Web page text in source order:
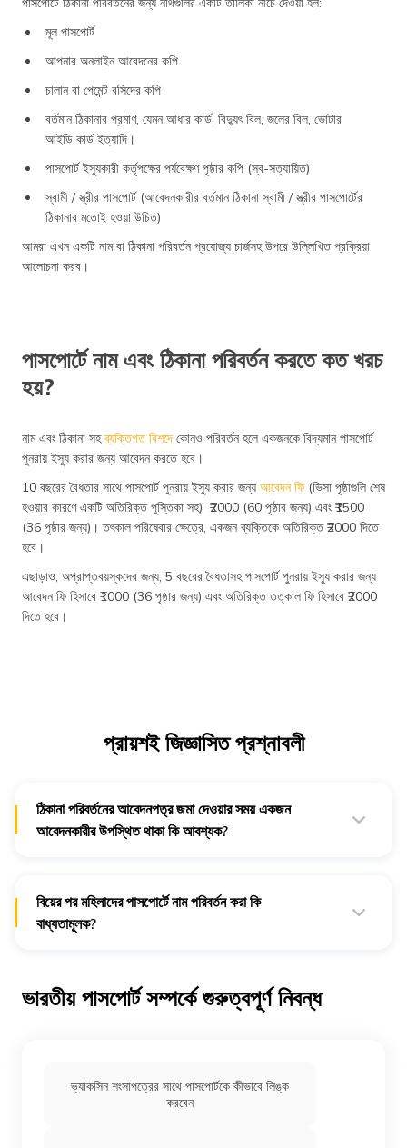
মূল পাসপোর্ট
আপনার অনলাইন আবেদনের কপি
চালান বা পেমেন্ট রসিদের কপি
বর্তমান ঠিকানার প্রমাণ, যেমন আধার কার্ড, বিদ্যুৎ বিল, জলের বিল, ভোটার
আইডি কার্ড ইত্যাদি।
পাসপোর্ট ইস্যুকারী কর্তৃপক্ষের পর্যবেক্ষণ পৃষ্ঠার কপি (স্ব-সত্যায়িত)
স্বামী / স্ত্রীর পাসপোর্ট (আবেদনকারীর বর্তমান ঠিকানা স্বামী / স্ত্রীর পাসপোর্টের
ঠিকানার মতোই হওয়া উচিত)
আমরা এখন একটি নাম বা ঠিকানা পরিবর্তন প্রযোজ্য চার্জসহ উপরে উল্লিখিত প্রক্রিয়া
আলোচনা করব।
পাসপোর্টে নাম এবং ঠিকানা পরিবর্তন করতে কত খরচ
হয়?
নাম এবং ঠিকানা সহব্যক্তিগত বিশদে কোনও পরিবর্তন হলে একজনকে বিদ্যমান পাসপোর্ট
পুনরায় ইস্যু করার জন্য আবেদন করতে হবে।
10 বছরের বৈধতার সাথে পাসপোর্ট পুনরায় ইস্যু করার জন্য আবেদন ফি(ভিসা পৃষ্ঠাগুলি শেষ
হওয়ার কারণে একটি অতিরিক্ত পুস্তিকা সহ) ₹2000 (60 পৃষ্ঠার জন্য) এবং ₹1500
(36 পৃষ্ঠার জন্য)। তৎকাল পরিষেবার ক্ষেত্রে, একজন ব্যক্তিকে অতিরিক্ত ₹2000 দিতে
হবে।
এছাড়াও, অপ্রাপ্তবয়স্কদের জন্য, 5 বছরের বৈধতাসহ পাসপোর্ট পুনরায় ইস্যু করার জন্য
আবেদন ফি হিসাবে ₹1000 (36 পৃষ্ঠার জন্য) এবং অতিরিক্ত তত্কাল ফি হিসাবে ₹2000
দিতে হবে।
প্রায়শই জিজ্ঞাসিত প্রশ্নাবলী
ঠিকানা পরিবর্তনের আবেদনপত্র জমা দেওয়ার সময় একজন
আবেদনকারীর উপস্থিত থাকা কি আবশ্যক?
বিয়ের পর মহিলাদের পাসপোর্টে নাম পরিবর্তন করা কি
বাধ্যতামূলক?
ভারতীয় পাসপোর্ট সম্পর্কে গুরুত্বপূর্ণ নিবন্ধ
ভ্যাকসিন শংসাপত্রের সাথে পাসপোর্টকে কীভাবে লিঙ্ক
করবেন